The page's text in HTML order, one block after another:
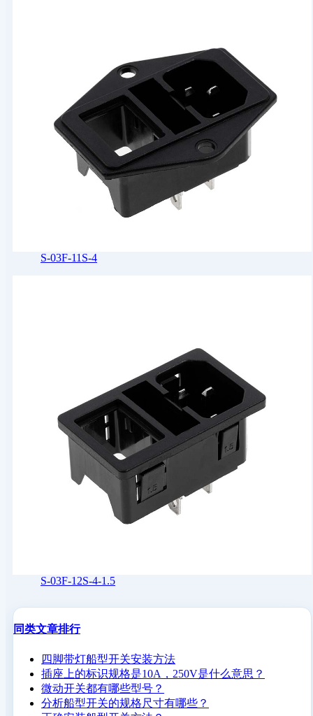
S-03F-11S-4
S-03F-12S-4-1.5
同类文章排行
四脚带灯船型开关安装方法
插座上的标识规格是10A，250V是什么意思？
微动开关都有哪些型号？
分析船型开关的规格尺寸有哪些？